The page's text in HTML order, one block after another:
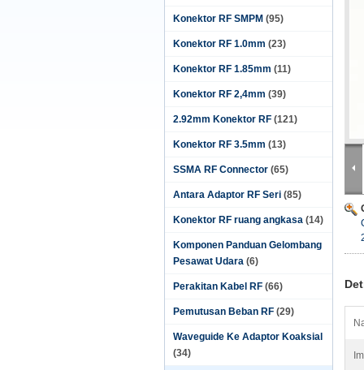
Konektor RF SMPM (95)
Konektor RF 1.0mm (23)
Konektor RF 1.85mm (11)
Konektor RF 2,4mm (39)
2.92mm Konektor RF (121)
Konektor RF 3.5mm (13)
SSMA RF Connector (65)
Antara Adaptor RF Seri (85)
Konektor RF ruang angkasa (14)
Komponen Panduan Gelombang
Pesawat Udara (6)
Perakitan Kabel RF (66)
Pemutusan Beban RF (29)
Waveguide Ke Adaptor Koaksial
(34)